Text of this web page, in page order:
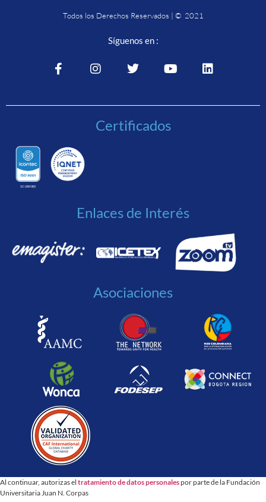
Todos los Derechos Reservados | © 2021
Síguenos en :
Certificados
Enlaces de Interés
Asociaciones
Al continuar, autorizas el tratamiento de datos personalespor parte de la Fundación
Universitaria Juan N. Corpas